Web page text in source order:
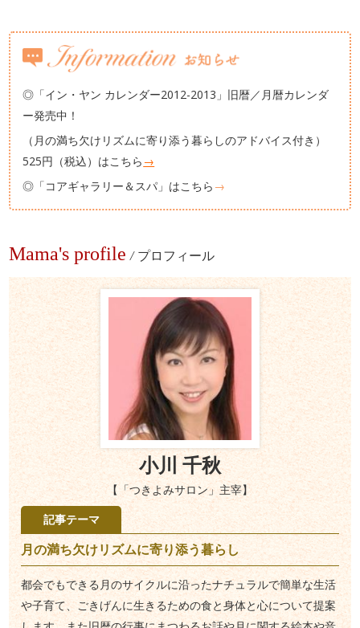
◎「イン・ヤン カレンダー2012-2013」旧暦／月暦カレンダ
ー発売中！
（月の満ち欠けリズムに寄り添う暮らしのアドバイス付き）
525円（税込）はこちら→
◎「コアギャラリー＆スパ」はこちら →
Mama's profile / プロフィール
小川 千秋
【「つきよみサロン」主宰】
記事テーマ
月の満ち欠けリズムに寄り添う暮らし
都会でもできる月のサイクルに沿ったナチュラルで簡単な生活
や子育て、ごきげんに生きるための食と身体と心について提案